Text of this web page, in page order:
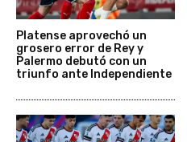
Platense aprovechó un
grosero error de Rey y
Palermo debutó con un
triunfo ante Independiente